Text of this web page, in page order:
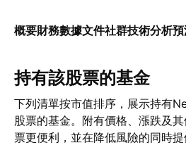
概要財務數據文件社群技術分析預
持有該股票的基金
下列清單按市值排序，展示持有
股票的基金。附有價格、漲跌及
票更便利，並在降低風險的同時提